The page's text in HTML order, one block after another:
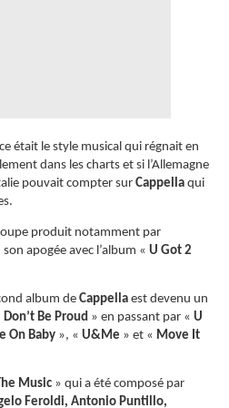
était le style musical qui régnait en
dans les charts et si l’Allemagne
pouvait compter surCappella qui
produit notamment par
apogée avec l’album « U Got 2
album de Cappella est devenu un
Don’t Be Proud » en passant par « U
On Baby », « U&Me » et « Move It
Music » qui a été composé par
Feroldi, Antonio Puntillo,